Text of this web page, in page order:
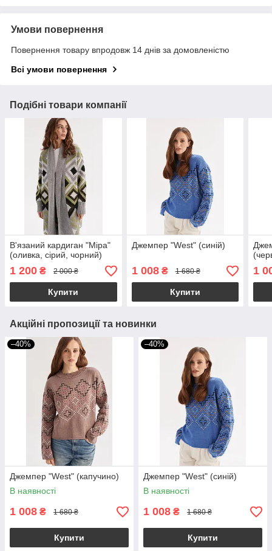
Умови повернення
Повернення товару впродовж 14 днів за домовленістю
Всі умови повернення
Подібні товари компанії
В'язаний кардиган "Міра"
(оливка, сірий, чорний)
1 200 ₴ 2 000 ₴
Купити
Джемпер "West" (синій)
1 008₴ 1 680 ₴
Купити
1
Акційні пропозиції та новинки
–40%
Джемпер "West" (капучино)
В наявності
1 008 ₴ 1 680 ₴
Купити
–40%
Джемпер "West" (синій)
В наявності
1 008 ₴ 1 680 ₴
Купити